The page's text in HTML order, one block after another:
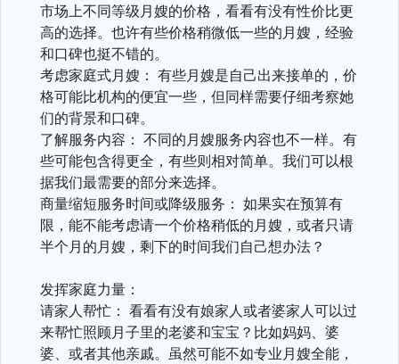
市场上不同等级月嫂的价格，看看有没有性价比更
高的选择。也许有些价格稍微低一些的月嫂，经验
和口碑也挺不错的。
考虑家庭式月嫂： 有些月嫂是自己出来接单的，价
格可能比机构的便宜一些，但同样需要仔细考察她
们的背景和口碑。
了解服务内容： 不同的月嫂服务内容也不一样。有
些可能包含得更全，有些则相对简单。我们可以根
据我们最需要的部分来选择。
商量缩短服务时间或降级服务： 如果实在预算有
限，能不能考虑请一个价格稍低的月嫂，或者只请
半个月的月嫂，剩下的时间我们自己想办法？
发挥家庭力量：
请家人帮忙： 看看有没有娘家人或者婆家人可以过
来帮忙照顾月子里的老婆和宝宝？比如妈妈、婆
婆、或者其他亲戚。虽然可能不如专业月嫂全能，